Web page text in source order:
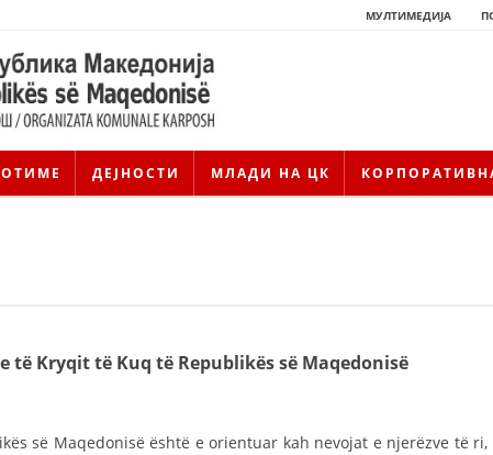
МУЛТИМЕДИЈА
ДЕЈНОСТИ МЛАДИ НА ЦК
Kryqit të Kuq të Republikës së Maqedonisë
së Maqedonisë është e orientuar kah nevojat e njerëzve të ri,